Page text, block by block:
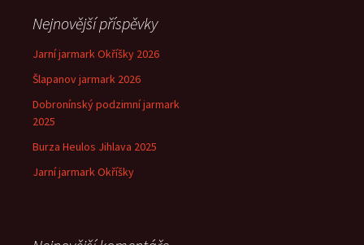
Nejnovější příspěvky
Jarní jarmark Okříšky 2026
Šlapanov jarmark 2026
Dobronínský podzimní jarmark
2025
Burza Heulos Jihlava 2025
Jarní jarmark Okříšky